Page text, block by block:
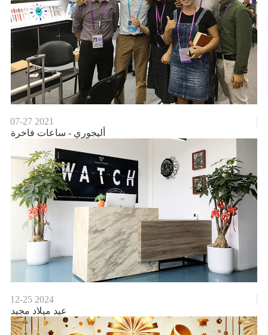
07-27 2021
أليجوري - ساعات فاخرة
12-25 2024
عيد ميلاد مجيد